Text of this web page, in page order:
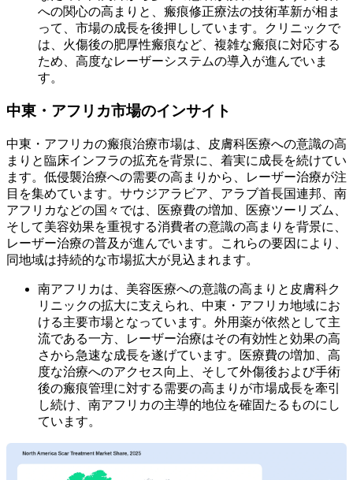
への関心の高まりと、瘢痕修正療法の技術革新が相ま
って、市場の成長を後押ししています。クリニックで
は、火傷後の肥厚性瘢痕など、複雑な瘢痕に対応する
ため、高度なレーザーシステムの導入が進んでいま
す。
中東・アフリカ市場のインサイト
中東・アフリカの瘢痕治療市場は、皮膚科医療への意識の高
まりと臨床インフラの拡充を背景に、着実に成長を続けてい
ます。低侵襲治療への需要の高まりから、レーザー治療が注
目を集めています。サウジアラビア、アラブ首長国連邦、南
アフリカなどの国々では、医療費の増加、医療ツーリズム、
そして美容効果を重視する消費者の意識の高まりを背景に、
レーザー治療の普及が進んでいます。これらの要因により、
同地域は持続的な市場拡大が見込まれます。
南アフリカは、美容医療への意識の高まりと皮膚科ク
リニックの拡大に支えられ、中東・アフリカ地域にお
ける主要市場となっています。外用薬が依然として主
流である一方、レーザー治療はその有効性と効果の高
さから急速な成長を遂げています。医療費の増加、高
度な治療へのアクセス向上、そして外傷後および手術
後の瘢痕管理に対する需要の高まりが市場成長を牽引
し続け、南アフリカの主導的地位を確固たるものにし
ています。